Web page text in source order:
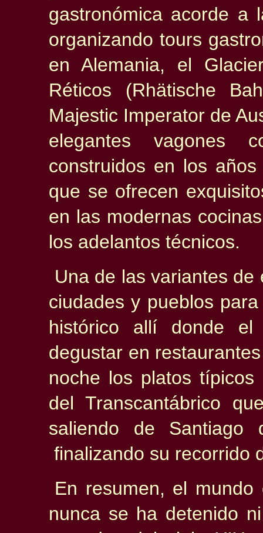
gastronómica acorde
organizando tours
en Alemania, el
Réticos (Rhätische
Majestic Imperator de
elegantes vagones
construidos en los
que se ofrecen
en las modernas
los adelantos técnicos.
Una de las variantes
ciudades y pueblos
histórico allí donde
degustar en
noche los platos
del Transcantábrico
saliendo de Santiago
finalizando su recorrido
En resumen, el
nunca se ha detenido